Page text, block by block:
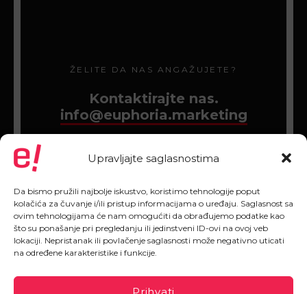
Upravljajte saglasnostima
Da bismo pružili najbolje iskustvo, koristimo tehnologije poput
kolačića za čuvanje i/ili pristup informacijama o uređaju. Saglasnost sa
ovim tehnologijama će nam omogućiti da obrađujemo podatke kao
što su ponašanje pri pregledanju ili jedinstveni ID-ovi na ovoj veb
lokaciji. Nepristanak ili povlačenje saglasnosti može negativno uticati
na određene karakteristike i funkcije.
Prihvati
ŽELITE DA NAS ANGAŽUJETE?
Kontaktirajte nas.
info@euphoria.marketing